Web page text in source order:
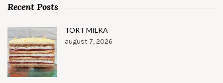
Recent Posts
TORT MILKA
august 7, 2026